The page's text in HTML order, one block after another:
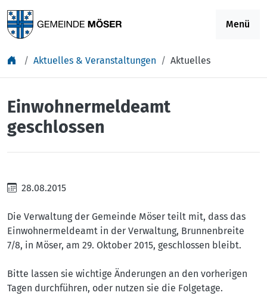
Menü
Aktuelles & Veranstaltungen Aktuelles
Einwohnermeldeamt
geschlossen
28.08.2015
Die Verwaltung der Gemeinde Möser teilt mit, dass das
Einwohnermeldeamt in der Verwaltung, Brunnenbreite
7/8, in Möser, am 29. Oktober 2015, geschlossen bleibt.
Bitte lassen sie wichtige Änderungen an den vorherigen
Tagen durchführen, oder nutzen sie die Folgetage.